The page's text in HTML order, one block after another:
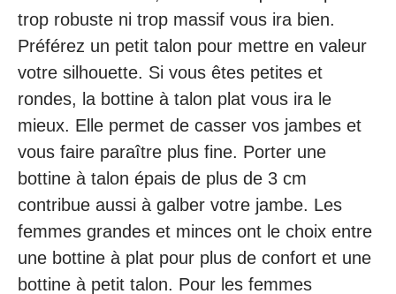
trop robuste ni trop massif vous ira bien.
Préférez un petit talon pour mettre en valeur
votre silhouette. Si vous êtes petites et
rondes, la bottine à talon plat vous ira le
mieux. Elle permet de casser vos jambes et
vous faire paraître plus fine. Porter une
bottine à talon épais de plus de 3 cm
contribue aussi à galber votre jambe. Les
femmes grandes et minces ont le choix entre
une bottine à plat pour plus de confort et une
bottine à petit talon. Pour les femmes